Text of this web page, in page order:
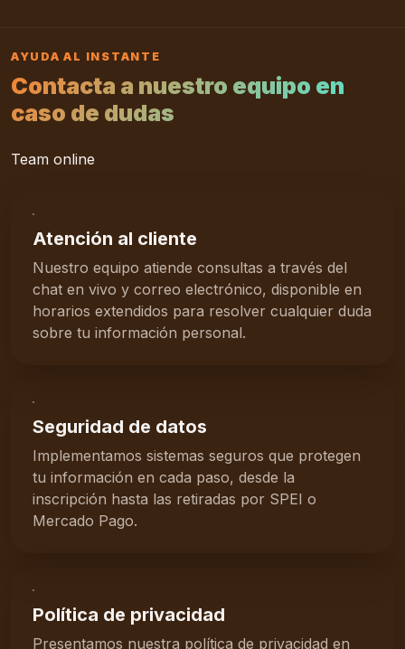
AYUDA AL INSTANTE
Contacta a nuestro equipo en
caso de dudas
Team online
Atención al cliente
Nuestro equipo atiende consultas a través del
chat en vivo y correo electrónico, disponible en
horarios extendidos para resolver cualquier duda
sobre tu información personal.
Seguridad de datos
Implementamos sistemas seguros que protegen
tu información en cada paso, desde la
inscripción hasta las retiradas por SPEI o
Mercado Pago.
Política de privacidad
Presentamos nuestra política de privacidad en